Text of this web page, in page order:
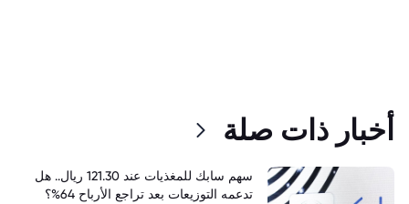
أخبار ذات صلة
سهم سابك للمغذيات عند 121.30 ريال.. هل
تدعمه التوزيعات بعد تراجع الأرباح 64%؟